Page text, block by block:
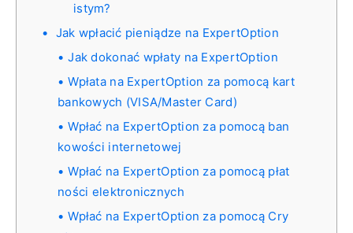
istym?
Jak wpłacić pieniądze na ExpertOption
Jak dokonać wpłaty na ExpertOption
Wpłata na ExpertOption za pomocą kart
bankowych (VISA/Master Card)
Wpłać na ExpertOption za pomocą ban
kowości internetowej
Wpłać na ExpertOption za pomocą płat
ności elektronicznych
Wpłać na ExpertOption za pomocą Cry